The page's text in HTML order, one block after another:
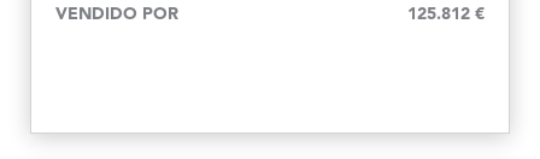
VENDIDO POR 125.812 €